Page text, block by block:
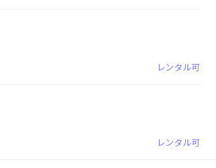
レンタル可
レンタル可